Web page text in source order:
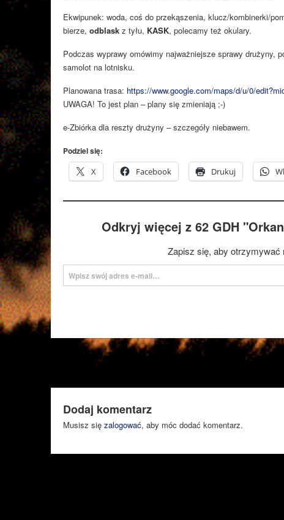
Ekwipunek: woda, coś do przekąszenia, klucz/kombinerki/
bierze, odblask z tyłu, KASK, polecamy też okulary.
Podczas wyprawy omówimy najważniejsze sprawy
samolot na lotnisku.
Planowana trasa: https://www.google.com/maps/d/u/0/
UWAGA! To jest plan – plany się zmieniają ;-)
e-Zbiórka dla reszty drużyny – szczegóły niebawem.
Podziel się:
X
Facebook Drukuj
Odkryj więcej z 62 GDH
Zapisz się, aby otrzymywać
Wpisz swój adres e-mail…
Dodaj komentarz
Musisz się zalogować, aby móc dodać komentarz.